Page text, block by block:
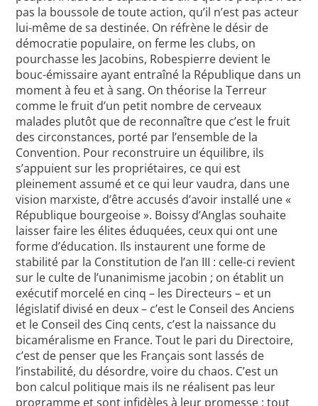
pas la boussole de toute action, qu’il n’est pas acteur
lui-même de sa destinée. On réfrène le désir de
démocratie populaire, on ferme les clubs, on
pourchasse les Jacobins, Robespierre devient le
bouc-émissaire ayant entraîné la République dans un
moment à feu et à sang. On théorise la Terreur
comme le fruit d’un petit nombre de cerveaux
malades plutôt que de reconnaître que c’est le fruit
des circonstances, porté par l’ensemble de la
Convention. Pour reconstruire un équilibre, ils
s’appuient sur les propriétaires, ce qui est
pleinement assumé et ce qui leur vaudra, dans une
vision marxiste, d’être accusés d’avoir installé une «
République bourgeoise ». Boissy d’Anglas souhaite
laisser faire les élites éduquées, ceux qui ont une
forme d’éducation. Ils instaurent une forme de
stabilité par la Constitution de l’an III : celle-ci revient
sur le culte de l’unanimisme jacobin ; on établit un
exécutif morcelé en cinq – les Directeurs – et un
législatif divisé en deux – c’est le Conseil des Anciens
et le Conseil des Cinq cents, c’est la naissance du
bicaméralisme en France. Tout le pari du Directoire,
c’est de penser que les Français sont lassés de
l’instabilité, du désordre, voire du chaos. C’est un
bon calcul politique mais ils ne réalisent pas leur
programme et sont infidèles à leur promesse : tout